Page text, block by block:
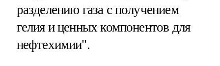
разделению газа с получением
гелия и ценных компонентов для
нефтехимии".